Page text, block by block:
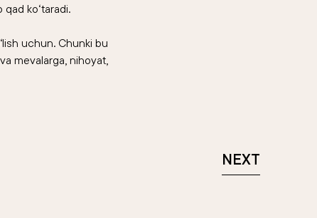
ko‘taradi.
uchun. Chunki bu
mevalarga, nihoyat,
NEXT